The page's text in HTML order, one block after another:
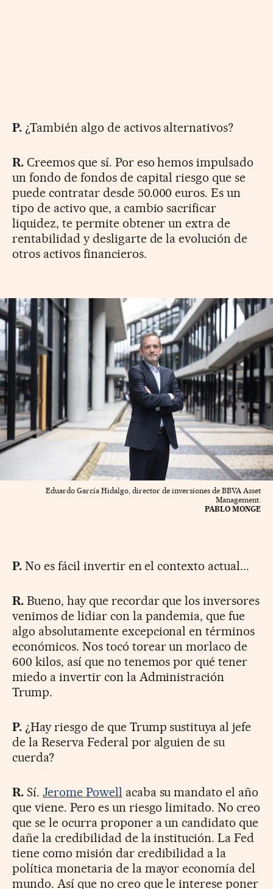
P. ¿También algo de activos alternativos?
R. Creemos que sí. Por eso hemos impulsado
un fondo de fondos de capital riesgo que se
puede contratar desde 50.000 euros. Es un
tipo de activo que, a cambio sacrificar
liquidez, te permite obtener un extra de
rentabilidad y desligarte de la evolución de
otros activos financieros.
Eduardo García Hidalgo, director de inversiones de BBVA Asset
Management.
PABLO MONGE
P.No es fácil invertir en el contexto actual...
R.Bueno, hay que recordar que los inversores
venimos de lidiar con la pandemia, que fue
algo absolutamente excepcional en términos
económicos. Nos tocó torear un morlaco de
600 kilos, así que no tenemos por qué tener
miedo a invertir con la Administración
Trump.
P.¿Hay riesgo de que Trump sustituya al jefe
de la Reserva Federal por alguien de su
cuerda?
R.Sí. Jerome Powell acaba su mandato el año
que viene. Pero es un riesgo limitado. No creo
que se le ocurra proponer a un candidato que
dañe la credibilidad de la institución. La Fed
tiene como misión dar credibilidad a la
política monetaria de la mayor economía del
mundo. Así que no creo que le interese poner